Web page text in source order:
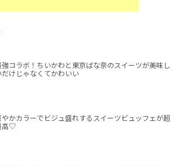
強コラボ！ちいかわと東京ばな奈のスイーツが美味し
だけじゃなくてかわいい
やかカラーでビジュ盛れするスイーツビュッフェが超
高♡